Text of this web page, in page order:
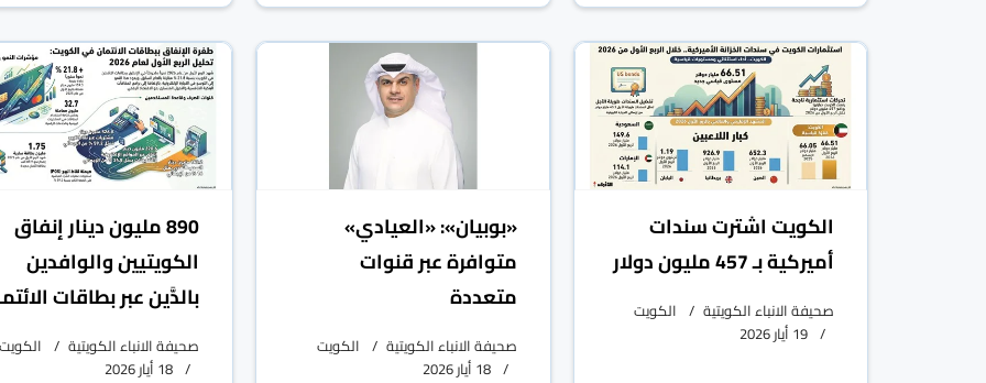
الكويت اشترت سندات
أميركية بـ 457 مليون دولار
صحيفة الانباء الكويتية
الكويت
19 أيار 2026
«بوبيان»: «العيادي»
متوافرة عبر قنوات
متعددة
صحيفة الانباء الكويتية
الكويت
18 أيار 2026
890 مليون دينار إنفاق
الكويتيين والوافدين
بالدَّين عبر بطاقات
صحيفة الانباء الكويتية
الكويت
18 أيار 2026